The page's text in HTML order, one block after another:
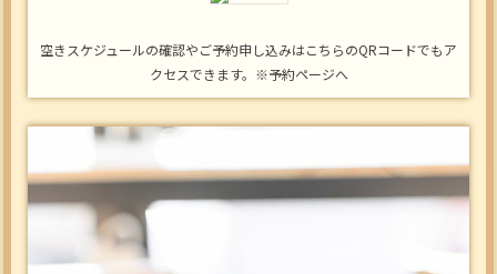
空きスケジュールの確認やご予約申し込みはこちらのQRコードでもア
クセスできます。※予約ページへ